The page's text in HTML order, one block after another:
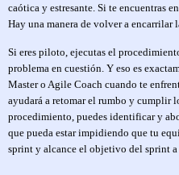
caótica y estresante. Si te encuentras
Hay una manera de volver a encarrilar
Si eres piloto, ejecutas el
problema en cuestión. Y eso es
Master o Agile Coach cuando te
ayudará a retomar el rumbo y cumplir
procedimiento, puedes identificar y
que pueda estar impidiendo que tu
sprint y alcance el objetivo del sprint